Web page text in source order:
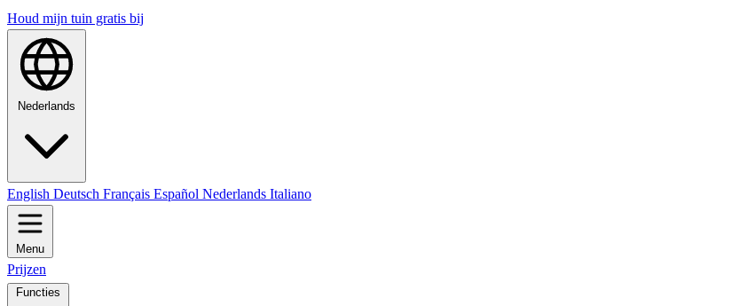
Houd mijn tuin gratis bij
Nederlands
English Deutsch Français Español Nederlands Italiano
Menu
Prijzen
Functies